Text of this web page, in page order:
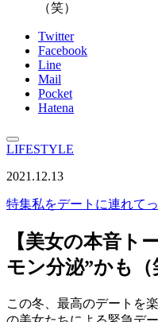
（笑）
Twitter
Facebook
Line
Mail
Pocket
Hatena
LIFESTYLE
2021.12.13
特集私をデートに連れて
【美女の本音ト
モン分泌”かも（
この冬、最高のデートを